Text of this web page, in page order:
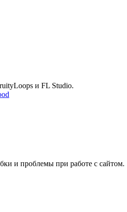
и FL Studio.
и проблемы при работе с сайтом.